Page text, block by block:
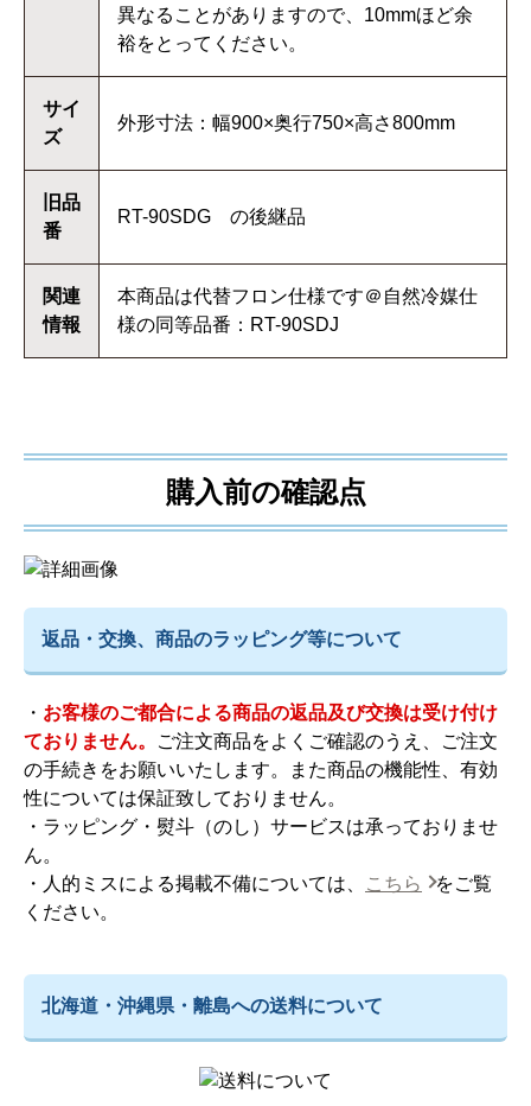
異なることがありますので、10mmほど余
裕をとってください。
サイ
ズ
外形寸法：幅900×奥行750×高さ800mm
旧品
番
RT-90SDG の後継品
関連
情報
本商品は代替フロン仕様です＠自然冷媒仕
様の同等品番：RT-90SDJ
購入前の確認点
返品・交換、商品のラッピング等について
・ お客様のご都合による商品の返品及び交換は受け付け
ておりません。
ご注文商品をよくご確認のうえ、ご注文
の手続きをお願いいたします。また商品の機能性、有効
性については保証致しておりません。
・ラッピング・熨斗（のし）サービスは承っておりませ
ん。
・人的ミスによる掲載不備については、
こちら
をご覧
ください。
北海道・沖縄県・離島への送料について